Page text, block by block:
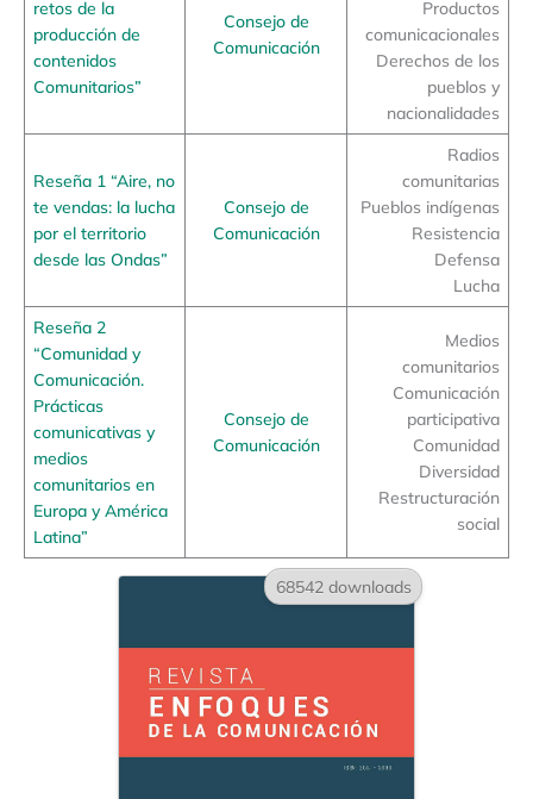
retos de la
producción de
contenidos
Comunitarios”
Consejo de
Comunicación
Productos
comunicacionales
Derechos de los
pueblos y
nacionalidades
Reseña 1 “Aire, no
te vendas: la lucha
por el territorio
desde las Ondas”
Consejo de
Comunicación
Radios
comunitarias
Pueblos indígenas
Resistencia
Defensa
Lucha
Reseña 2
“Comunidad y
Comunicación.
Prácticas
comunicativas y
medios
comunitarios en
Europa y América
Latina”
Consejo de
Comunicación
Medios
comunitarios
Comunicación
participativa
Comunidad
Diversidad
Restructuración
social
68542 downloads